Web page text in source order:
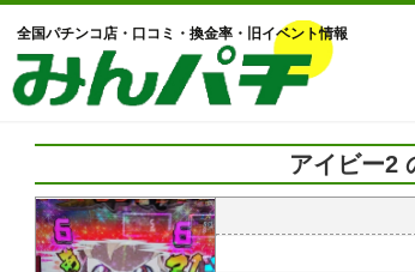
全国パチンコ店・口コミ・換金率・旧イベント情報
アイビー2